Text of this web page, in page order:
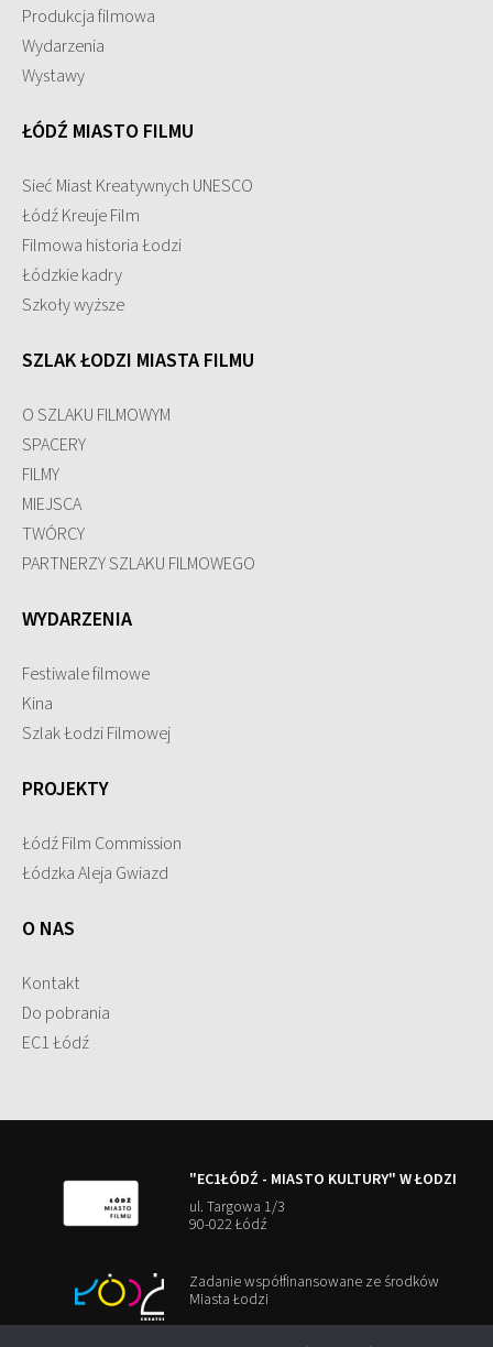
Produkcja filmowa
Wydarzenia
Wystawy
ŁÓDŹ MIASTO FILMU
Sieć Miast Kreatywnych UNESCO
Łódź Kreuje Film
Filmowa historia Łodzi
Łódzkie kadry
Szkoły wyższe
SZLAK ŁODZI MIASTA FILMU
O SZLAKU FILMOWYM
SPACERY
FILMY
MIEJSCA
TWÓRCY
PARTNERZY SZLAKU FILMOWEGO
WYDARZENIA
Festiwale filmowe
Kina
Szlak Łodzi Filmowej
PROJEKTY
Łódź Film Commission
Łódzka Aleja Gwiazd
O NAS
Kontakt
Do pobrania
EC1 Łódź
"EC1ŁÓDŹ - MIASTO KULTURY" W ŁODZI
ul. Targowa 1/3
90-022 Łódź
Zadanie współfinansowane ze środków
Miasta Łodzi